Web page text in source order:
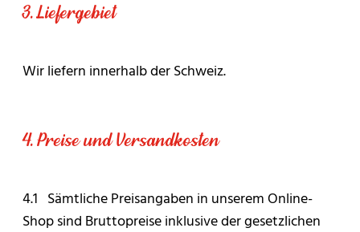
3. Liefergebiet
Wir liefern innerhalb der Schweiz.
4. Preise und Versandkosten
4.1 Sämtliche Preisangaben in unserem Online-
Shop sind Bruttopreise inklusive der gesetzlichen